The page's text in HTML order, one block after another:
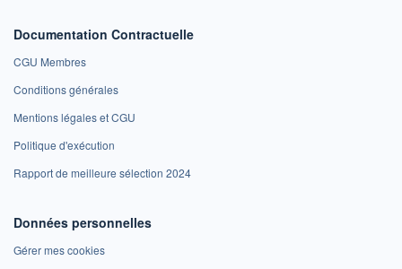
Documentation Contractuelle
CGU Membres
Conditions générales
Mentions légales et CGU
Politique d'exécution
Rapport de meilleure sélection 2024
Données personnelles
Gérer mes cookies